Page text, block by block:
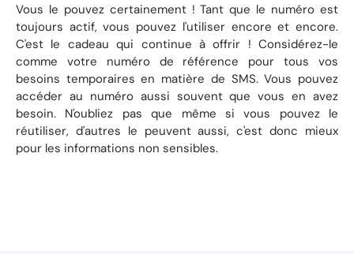
Vous le pouvez certainement ! Tant que le numéro est
toujours actif, vous pouvez l'utiliser encore et encore.
C'est le cadeau qui continue à offrir ! Considérez-le
comme votre numéro de référence pour tous vos
besoins temporaires en matière de SMS. Vous pouvez
accéder au numéro aussi souvent que vous en avez
besoin. N'oubliez pas que même si vous pouvez le
réutiliser, d'autres le peuvent aussi, c'est donc mieux
pour les informations non sensibles.